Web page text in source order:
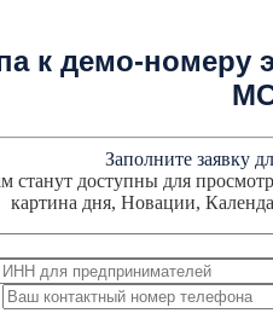
к демо-номеру
Заполните заявку
станут доступны для
картина дня, Новации,